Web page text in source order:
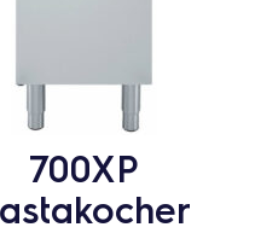
700XP